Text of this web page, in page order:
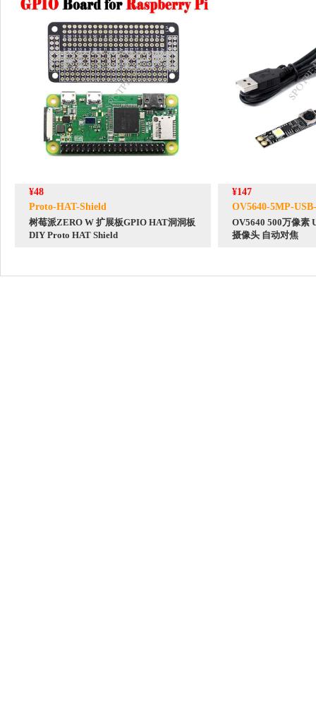
¥48
Proto-HAT-Shield
树莓派ZERO W 扩展板GPIO HAT洞洞板
DIY Proto HAT Shield
¥147
OV5640-5MP-
OV5640 500万像素
摄像头 自动对焦